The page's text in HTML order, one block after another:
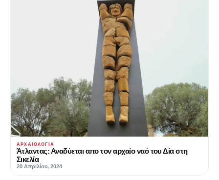
ΑΡΧΑΙΟΛΟΓΊΑ
Άτλαντας: Αναδύεται απο τον αρχαίο ναό του Δία στη
Σικελία
20 Απριλίου, 2024